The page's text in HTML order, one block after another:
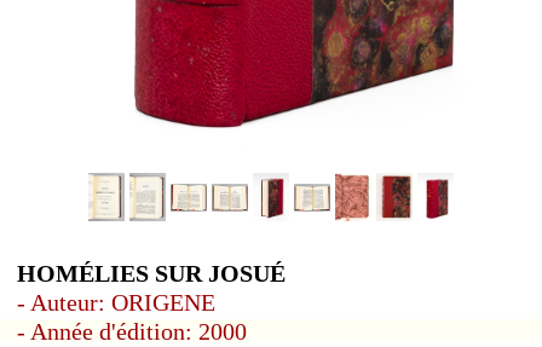
HOMÉLIES SUR JOSUÉ
- Auteur: ORIGENE
- Année d'édition: 2000